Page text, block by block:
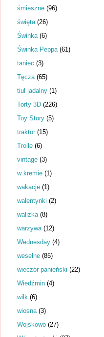
śmieszne (96)
święta (26)
Świnka (6)
Świnka Peppa (61)
taniec (3)
Tęcza (65)
tiul jadalny (1)
Torty 3D (226)
Toy Story (5)
traktor (15)
Trolle (6)
vintage (3)
w kremie (1)
wakacje (1)
walentynki (2)
walizka (8)
warzywa (12)
Wednesday (4)
weselne (85)
wieczór panieński (22)
Wiedźmin (4)
wilk (6)
wiosna (3)
Wojskowo (27)